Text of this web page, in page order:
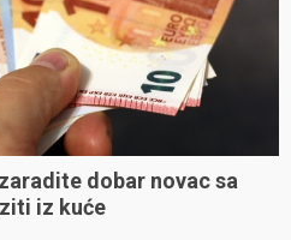
dobar novac sa
iz kuće